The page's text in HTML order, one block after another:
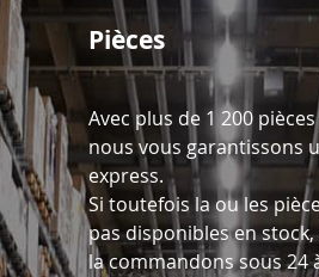
Pièces
Avec plus de 1 200
nous vous garantissons
express.
Si toutefois la ou les
pas disponibles en
la commandons sous 24